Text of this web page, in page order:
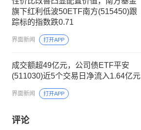
旗下红利低波50ETF南方(515450)跟
踪标的指数跌0.71
界面新闻 打开APP
成交额超49亿元，公司债ETF平安
(511030)近5个交易日净流入1.64亿元
界面新闻 打开APP
评论